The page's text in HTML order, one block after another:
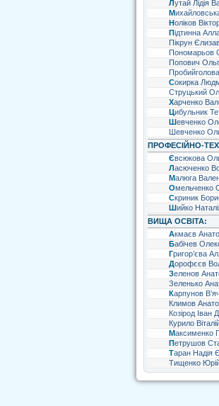
Лутай Лідія
Ноліков
Підтинна
Пікрун
Пономарьов
Попович
Сокирка
Струцький
Харченко
Цибульник
Шевченко
Шевченко
ПРОФЕСІЙНО-
Євсюкова
Ласюченко
Малюга
Омельченко
Скриник
Шийко
ВИЩА ОСВІТА:
Акмаєв
Бабічев
Григор’єва
Дорофєєв
Зеленов
Зеленько
Карпунов
Климов
Козірод Іван
Курило
Максименко
Петрушов
Таран Надія
Тищенко